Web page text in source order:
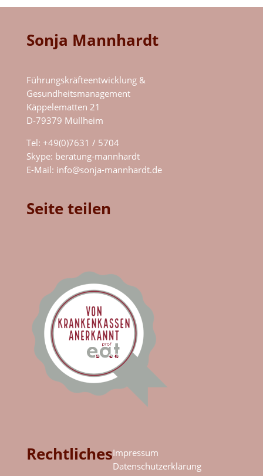
Sonja Mannhardt
Führungskräfteentwicklung &
Gesundheitsmanagement
Käppelematten 21
D-79379 Müllheim
Tel: +49(0)7631 / 5704
Skype: beratung-mannhardt
E-Mail: info@sonja-mannhardt.de
Seite teilen
RechtlichesImpressum
Datenschutzerklärung